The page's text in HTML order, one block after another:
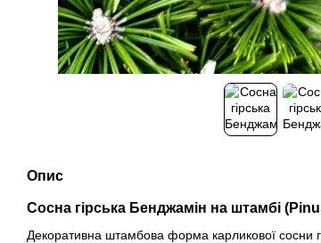
Опис
Сосна гірська Бенджамін на штамбі
Декоративна штамбова форма карликової сосни